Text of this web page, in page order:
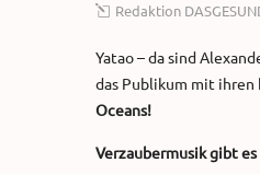
Redaktion
Yatao – da sind
das Publikum mit ihren
Oceans!
Verzaubermusik gibt